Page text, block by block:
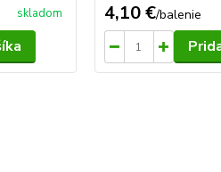
skladom 4,10 €/balenie